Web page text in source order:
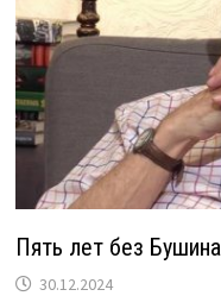
Пять лет без Бушина
30.12.2024